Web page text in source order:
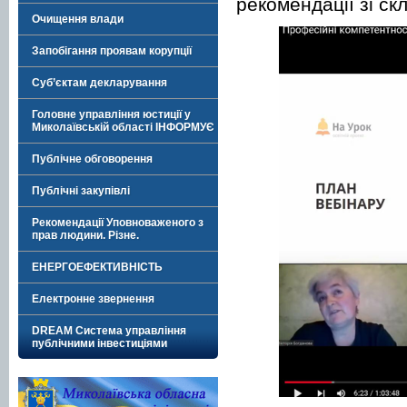
Очищення влади
Запобігання проявам корупції
Суб’єктам декларування
Головне управління юстиції у
Миколаївській області ІНФОРМУЄ
Публічне обговорення
Публічні закупівлі
Рекомендації Уповноваженого з
прав людини. Різне.
ЕНЕРГОЕФЕКТИВНІСТЬ
Електронне звернення
DREAM Система управління
публічними інвестиціями